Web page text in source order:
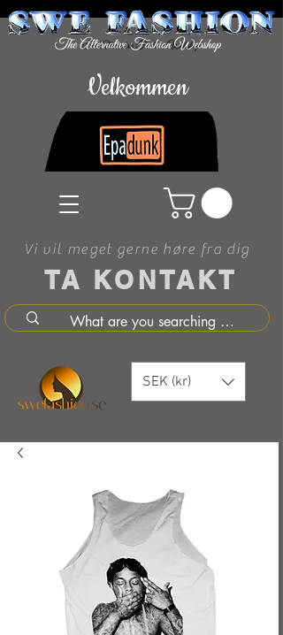
TA KONTAKT
Vi vil meget gerne høre fra dig
Velkommen
SEK (kr)